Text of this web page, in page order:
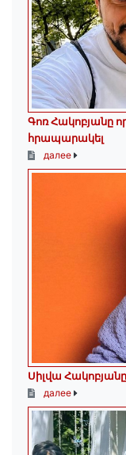
Գոռ Հակոբյանը
հրապարակել
далее
Սիլվա
далее